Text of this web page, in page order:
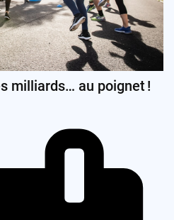
milliards… au poignet !